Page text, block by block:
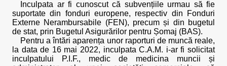
Inculpata ar fi cunoscut că subvențiile urmau să fie
suportate din fonduri europene, respectiv din Fonduri
Externe Nerambursabile (FEN), precum și din bugetul
de stat, prin Bugetul Asigurărilor pentru Șomaj (BAS).
Pentru a întări aparența unor raporturi de muncă reale,
la data de 16 mai 2022, inculpata C.A.M. i-ar fi solicitat
inculpatului P.I.F., medic de medicina muncii și